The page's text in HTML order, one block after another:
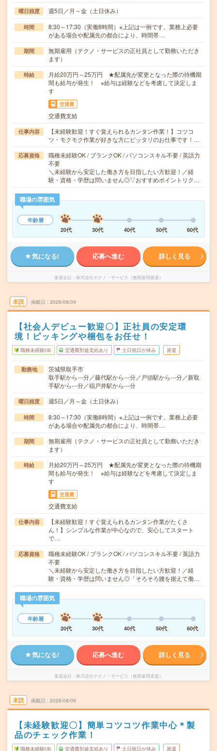
曜日頻度 週5日／月～金（土日休み）
時間
8:30～17:30（実働8時間）※上記は一例です。業務上必要
がある場合や配属先の都合により、時間帯…
期間
無期雇用（テクノ・サービスの正社員として勤務いただき
ます）
時給
月給20万円～25万円 ★配属先が変更となった際の待機期
間も給与が発生！ ※給与は経験などを考慮して決定しま
す
交通費
交通費支給
仕事内容
【未経験歓迎！すぐ覚えられるカンタン作業！】コツコ
ツ・モクモク作業が好きな方にピッタリのお仕事です！…
応募資格
職種未経験OK / ブランクOK / パソコンスキル不要 / 英語力
不要
＼未経験から安定した働き方を目指したい方歓迎！／経
験・資格・学歴は問いません◎▽おすすめポイントリク…
職場の雰囲気
年齢層
20代
30代 40代 50代 60代
気になる! 応募へ進む 詳しく見る
派遣会社 株式会社テクノ・サービス（無期雇用派遣）
未読 掲載日 2026/08/09
【社会人デビュー歓迎〇】正社員の安定環
境！ピッキングや梱包をお任せ！
職種未経験OK 交通費別途支給あり 土日祝日が休み 派遣
勤務地
茨城県取手市
取手駅から---分／藤代駅から---分／戸頭駅から---分／新取
手駅から---分／稲戸井駅から---分
曜日頻度 週5日／月～金（土日休み）
時間
8:30～17:30（実働8時間）※上記は一例です。業務上必要
がある場合や配属先の都合により、時間帯…
期間
無期雇用（テクノ・サービスの正社員として勤務いただき
ます）
時給
月給20万円～25万円 ★配属先が変更となった際の待機期
間も給与が発生！ ※給与は経験などを考慮して決定しま
す
交通費
交通費支給
仕事内容
【未経験歓迎！すぐ覚えられるカンタン作業がたくさ
ん！】シンプルな作業が中心なので、安心してスタート
で…
応募資格
職種未経験OK / ブランクOK / パソコンスキル不要 / 英語力
不要
＼未経験から安定した働き方を目指したい方歓迎！／経
験・資格・学歴は問いません◎「そろそろ腰を据えて働…
職場の雰囲気
年齢層
20代
30代 40代 50代 60代
気になる! 応募へ進む 詳しく見る
派遣会社 株式会社テクノ・サービス（無期雇用派遣）
未読 掲載日 2026/08/09
【未経験歓迎〇】簡単コツコツ作業中心＊製
品のチェック作業！
職種未経験OK 交通費別途支給あり 土日祝日が休み 派遣